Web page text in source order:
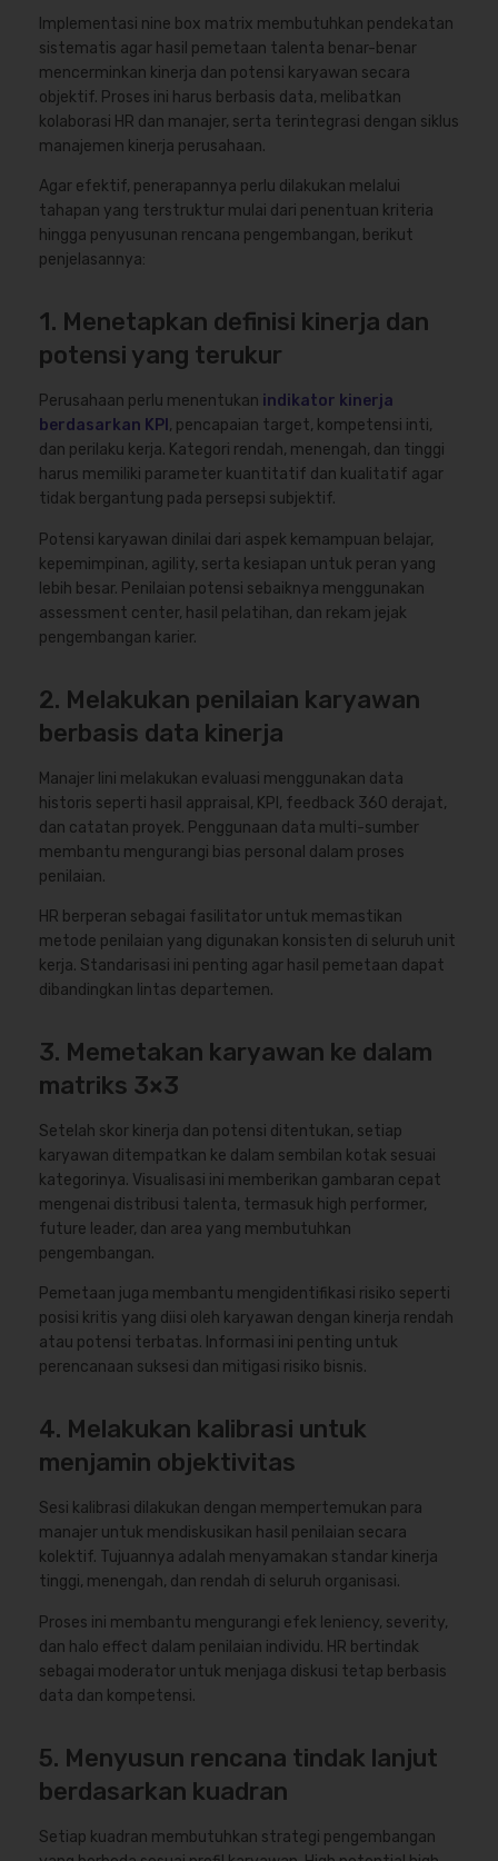
Implementasi nine box matrix membutuhkan pendekatan
sistematis agar hasil pemetaan talenta benar-benar
mencerminkan kinerja dan potensi karyawan secara
objektif. Proses ini harus berbasis data, melibatkan
kolaborasi HR dan manajer, serta terintegrasi dengan siklus
manajemen kinerja perusahaan.
Agar efektif, penerapannya perlu dilakukan melalui
tahapan yang terstruktur mulai dari penentuan kriteria
hingga penyusunan rencana pengembangan, berikut
penjelasannya:
1. Menetapkan definisi kinerja dan
potensi yang terukur
Perusahaan perlu menentukan indikator kinerja
berdasarkan KPI , pencapaian target, kompetensi inti,
dan perilaku kerja. Kategori rendah, menengah, dan tinggi
harus memiliki parameter kuantitatif dan kualitatif agar
tidak bergantung pada persepsi subjektif.
Potensi karyawan dinilai dari aspek kemampuan belajar,
kepemimpinan, agility, serta kesiapan untuk peran yang
lebih besar. Penilaian potensi sebaiknya menggunakan
assessment center, hasil pelatihan, dan rekam jejak
pengembangan karier.
2. Melakukan penilaian karyawan
berbasis data kinerja
Manajer lini melakukan evaluasi menggunakan data
historis seperti hasil appraisal, KPI, feedback 360 derajat,
dan catatan proyek. Penggunaan data multi-sumber
membantu mengurangi bias personal dalam proses
penilaian.
HR berperan sebagai fasilitator untuk memastikan
metode penilaian yang digunakan konsisten di seluruh unit
kerja. Standarisasi ini penting agar hasil pemetaan dapat
dibandingkan lintas departemen.
3. Memetakan karyawan ke dalam
matriks 3×3
Setelah skor kinerja dan potensi ditentukan, setiap
karyawan ditempatkan ke dalam sembilan kotak sesuai
kategorinya. Visualisasi ini memberikan gambaran cepat
mengenai distribusi talenta, termasuk high performer,
future leader, dan area yang membutuhkan
pengembangan.
Pemetaan juga membantu mengidentifikasi risiko seperti
posisi kritis yang diisi oleh karyawan dengan kinerja rendah
atau potensi terbatas. Informasi ini penting untuk
perencanaan suksesi dan mitigasi risiko bisnis.
4. Melakukan kalibrasi untuk
menjamin objektivitas
Sesi kalibrasi dilakukan dengan mempertemukan para
manajer untuk mendiskusikan hasil penilaian secara
kolektif. Tujuannya adalah menyamakan standar kinerja
tinggi, menengah, dan rendah di seluruh organisasi.
Proses ini membantu mengurangi efek leniency, severity,
dan halo effect dalam penilaian individu. HR bertindak
sebagai moderator untuk menjaga diskusi tetap berbasis
data dan kompetensi.
5. Menyusun rencana tindak lanjut
berdasarkan kuadran
Setiap kuadran membutuhkan strategi pengembangan